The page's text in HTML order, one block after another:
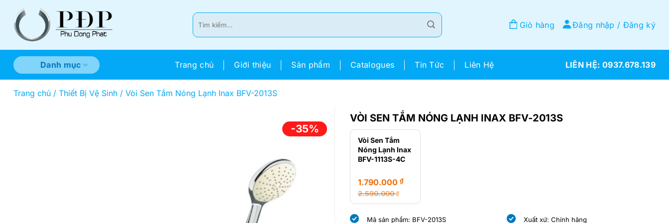
Tìm
kiếm:
Giỏ hàng Đăng nhập / Đăng ký
Danh mục Trang chủ Giới thiệu Sản phẩm Catalogues Tin Tức Liên Hệ 0937.678.139
Trang chủ / Thiết Bị Vệ Sinh / Vòi Sen Tắm Nóng Lạnh Inax BFV-2013S
-35%
VÒI SEN TẮM NÓNG LẠNH INAX BFV-2013S
Vòi Sen Tắm
Nóng Lạnh Inax
BFV-1113S-4C
2.590.000₫
Giá
gốc
1.790.000 ₫
Giá
hiện
Mã sản phẩm: BFV-2013S Xuất xứ: Chính hãng